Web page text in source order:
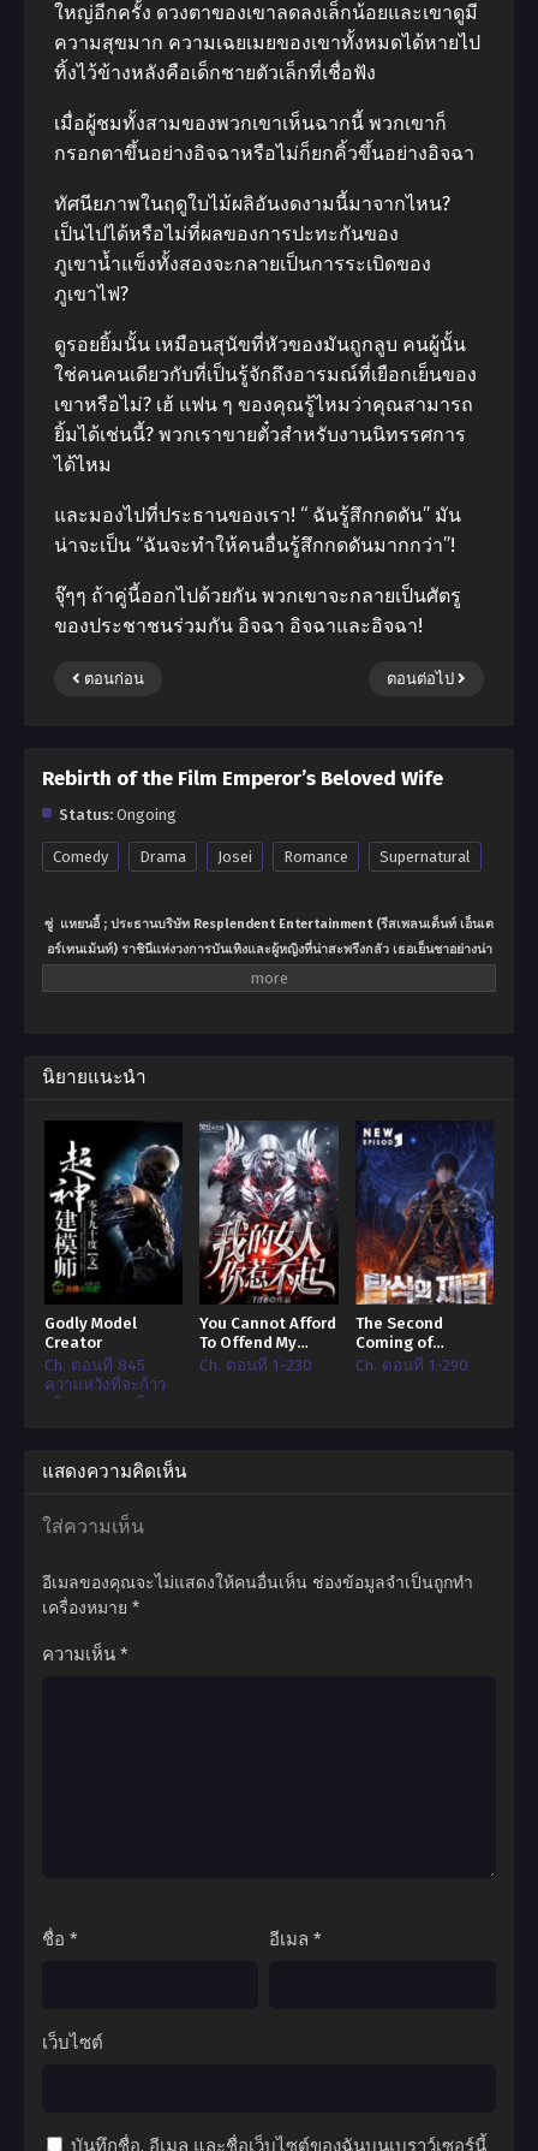
ใหญ่อีกครั้ง ดวงตาของเขาลดลงเล็กน้อยและเขาดูมี
ความสุขมาก ความเฉยเมยของเขาทั้งหมดได้หายไป
ทิ้งไว้ข้างหลังคือเด็กชายตัวเล็กที่เชื่อฟัง
เมื่อผู้ชมทั้งสามของพวกเขาเห็นฉากนี้ พวกเขาก็
กรอกตาขึ้นอย่างอิจฉาหรือไม่ก็ยกคิ้วขึ้นอย่างอิจฉา
ทัศนียภาพในฤดูใบไม้ผลิอันงดงามนี้มาจากไหน?
เป็นไปได้หรือไม่ที่ผลของการปะทะกันของ
ภูเขาน้ำแข็งทั้งสองจะกลายเป็นการระเบิดของ
ภูเขาไฟ?
ดูรอยยิ้มนั้น เหมือนสุนัขที่หัวของมันถูกลูบ คนผู้นั้น
ใช่คนคนเดียวกับที่เป็นรู้จักถึงอารมณ์ที่เยือกเย็นของ
เขาหรือไม่? เฮ้ แฟน ๆ ของคุณรู้ไหมว่าคุณสามารถ
ยิ้มได้เช่นนี้? พวกเราขายตั๋วสำหรับงานนิทรรศการ
ได้ไหม
และมองไปที่ประธานของเรา! “ ฉันรู้สึกกดดัน” มัน
น่าจะเป็น “ฉันจะทำให้คนอื่นรู้สึกกดดันมากกว่า”!
จุ๊ๆๆ ถ้าคู่นี้ออกไปด้วยกัน พวกเขาจะกลายเป็นศัตรู
ของประชาชนร่วมกัน อิจฉา อิจฉาและอิจฉา!
ตอนก่อน ตอนต่อไป
Rebirth of the Film Emperor’s Beloved Wife
Status: Ongoing
Comedy Drama Josei Romance Supernatural
ซู่ แหยนอี้ ; ประธานบริษัท Resplendent Entertainment (รีสเพลนเด็นท์ เอ็นเต
อร์เทนเม้นท์) ราชินีแห่งวงการบันเทิงและผู้หญิงที่น่าสะพรึงกลัว เธอเย็นชาอย่างน่า
เชื่อไม่ ไม่ยอมอ่อนข้อ มีอำนาจและศิลปินที่เธอเลือกรับประกันได้ว่าจะกลายเป็น
ลงไปในรายการของเธอ 1) แก้แค้น 2) ใช้เวลาอยู่กับครอบครัวมากขึ้น
3) ตอบแทนความรู้สึกลึก ๆ ของสามีตามสัญญาของเธอ ถ้าเป็นไปได้ หรือไม่เช่นนั้น
อย่างน้อยก็ทำให้เขาก็มีความสุขและมีชีวิตที่ดีขึ้น ด้วยความช่วยเหลือของพลัง
แห่งการเกิดใหม่ของเธอพร้อมกับ “ระบบภรรยาที่ดี” ซู่ แหยนอี้ ที่เคร่งขรึมและเย็น
ชาจึงตัดสินใจที่จะออกไปปรนเปรอสามีที่ถูกหลงลืมของเธอ แต่ก็ต้องสะดุดกับการ
ขาดการประสบการณ์ของเธอในการพยายามโน้มน้าวเขาว่า ไม่ เขาไม่ได้มีอาการ
ประสาทหลอน และไม่ เธอไม่ได้รู้สึกไม่สบาย! เพียงแต่ว่า ทำไมงานแรกคือการ
ทำให้เขายิ้มได้อย่างแท้จริงสิบครั้ง ถึงได้ยากเย็นขนาดนี้?
นิยายแนะนำ
Godly Model
Creator
Ch. ตอนที่ 845
ความหวังที่จะก้าว
เข้าสู่ขอบเขตโลก
You Cannot Afford
To Offend My
Woman ผู้หญิงข้า
Ch. ตอนที่ 1-230
The Second
Coming of
Gluttony
Ch. ตอนที่ 1-290
แสดงความคิดเห็น
ใส่ความเห็น
อีเมลของคุณจะไม่แสดงให้คนอื่นเห็น ช่องข้อมูลจำเป็นถูกทำ
เครื่องหมาย *
ความเห็น *
ชื่อ * อีเมล *
เว็บไซต์
บันทึกชื่อ, อีเมล และชื่อเว็บไซต์ของฉันบนเบราว์เซอร์นี้